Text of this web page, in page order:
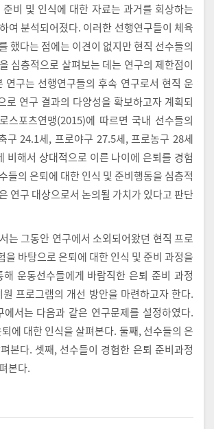
비 및 인식에 대한 자료는 과거를 회상하는
여 분석되어졌다. 이러한 선행연구들이 체육
했다는 점에는 이견이 없지만 현직 선수들의
심층적으로 살펴보는 데는 연구의 제한점이
연구는 선행연구들의 후속 연구로서 현직 운
로 연구 결과의 다양성을 확보하고자 계획되
스포츠연맹(2015)에 따르면 국내 선수들의
구 24.1세, 프로야구 27.5세, 프로농구 28세
비해서 상대적으로 이른 나이에 은퇴를 경험
들의 은퇴에 대한 인식 및 준비행동을 심층적
연구 대상으로서 논의될 가치가 있다고 판단
는 그동안 연구에서 소외되어왔던 현직 프로
을 바탕으로 은퇴에 대한 인식 및 준비 과정을
운동선수들에게 바람직한 은퇴 준비 과정
프로그램의 개선 방안을 마련하고자 한다.
에서는 다음과 같은 연구문제를 설정하였다.
에 대한 인식을 살펴본다. 둘째, 선수들의 은
본다. 셋째, 선수들이 경험한 은퇴 준비과정
본다.